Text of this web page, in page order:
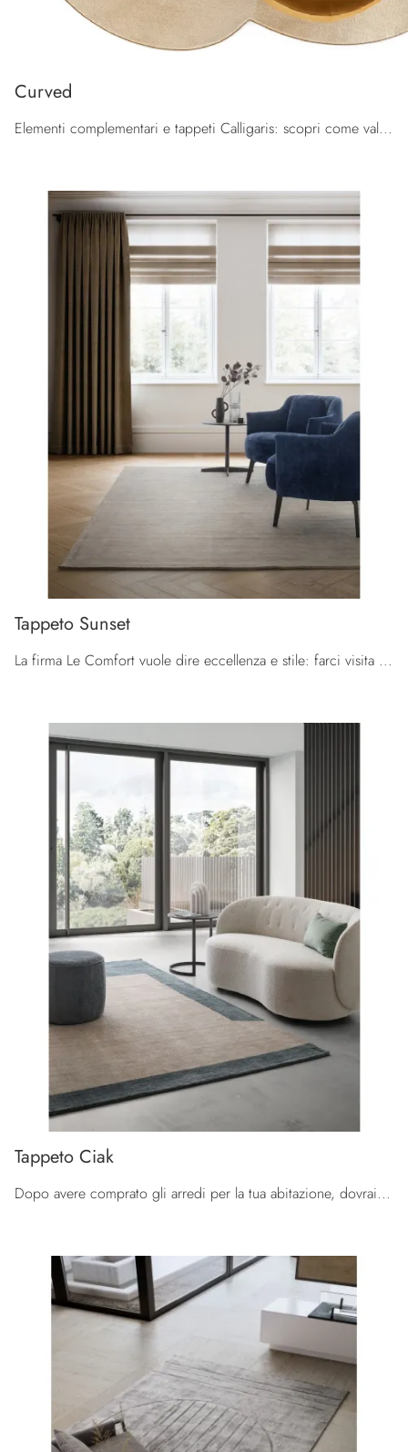
Curved
Elementi complementari e tappeti Calligaris: scopri come valorizzare i tuoi spazi design con il modello Curved.
Tappeto Sunset
La firma Le Comfort vuole dire eccellenza e stile: farci visita significa affidarsi alla pluriennale professionalità e passione dell'azienda.
Tappeto Ciak
Dopo avere comprato gli arredi per la tua abitazione, dovrai impreziosire gli ambienti domestici con i plurifunzionali Complementi di grande valore ...